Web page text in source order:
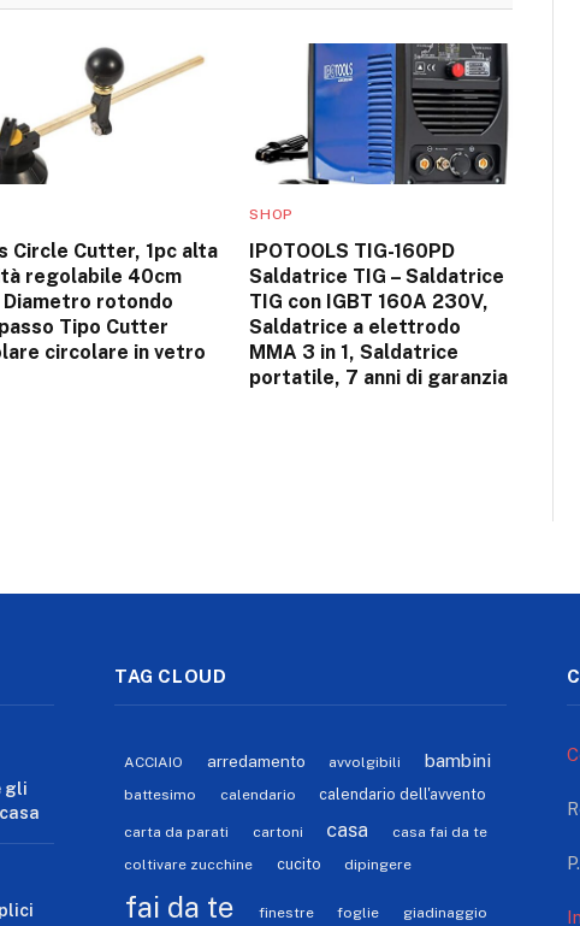
Circle Cutter, 1pc alta
regolabile 40cm
Diametro rotondo
Tipo Cutter
circolare in vetro
SHOP
IPOTOOLS TIG-160PD
Saldatrice TIG – Saldatrice
TIG con IGBT 160A 230V,
Saldatrice a elettrodo
MMA 3 in 1, Saldatrice
portatile, 7 anni di garanzia
gli
TAG CLOUD
ACCIAIO arredamento avvolgibili bambini
battesimo calendario calendario dell'avvento
carta da parati cartoni casa
casa fai da te
coltivare zucchine
cucito dipingere
fai da te finestre foglie giadinaggio